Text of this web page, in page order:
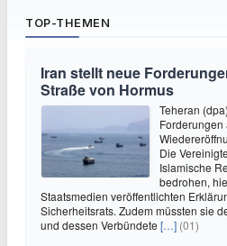
TOP-THEMEN
Iran stellt neue
Straße von Hormus
Teheran
Forderungen
Die
Islamische
bedrohen,
Staatsmedien veröffentlichten
Sicherheitsrats. Zudem müssten sie
und dessen Verbündete […] (01)